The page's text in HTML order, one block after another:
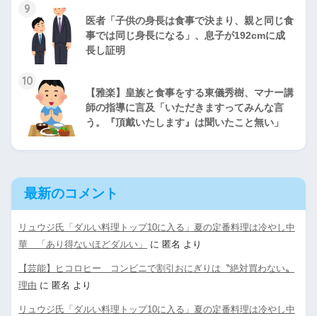
9
医者「子供の身長は食事で決まり、親と同じ食
事では同じ身長になる」、息子が192cmに成
長し証明
10
【雅楽】皇族と食事をする東儀秀樹、マナー講
師の指導に言及「いただきますってみんな言
う。『頂戴いたします』は聞いたこと無い」
最新のコメント
リュウジ氏「ダルい料理トップ10に入る」夏の定番料理は冷やし中
華 「あり得ないほどダルい」
に 匿名 より
【芸能】ヒコロヒー コンビニで割引おにぎりは〝絶対買わない〟
理由 に 匿名 より
リュウジ氏「ダルい料理トップ10に入る」夏の定番料理は冷やし中